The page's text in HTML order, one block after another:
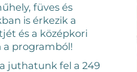
füves és
is érkezik a
és a középkori
a programból!
juthatunk fel a 249